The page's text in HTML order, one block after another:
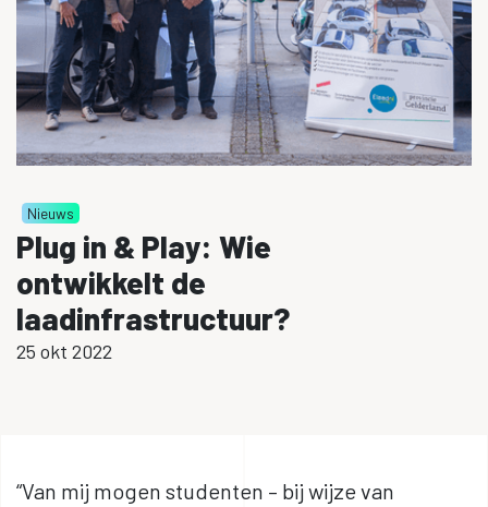
Nieuws
Plug in & Play: Wie
ontwikkelt de
laadinfrastructuur?
25 okt 2022
“Van mij mogen studenten – bij wijze van